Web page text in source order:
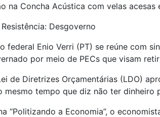
na Concha Acústica com velas
Desgoverno
federal Enio Verri (PT) se reúne com
por meio de PECs que visam
de Diretrizes Orçamentárias (LDO)
mesmo tempo que diz não ter
“Politizando a Economia”, o